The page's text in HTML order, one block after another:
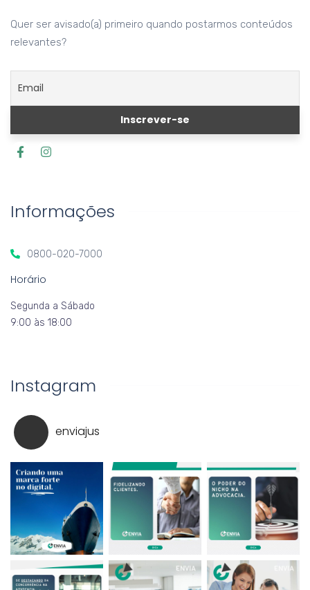
Quer ser avisado(a) primeiro quando postarmos conteúdos
relevantes?
Informações
0800-020-7000
Horário
Segunda a Sábado
9:00 às 18:00
Instagram
enviajus